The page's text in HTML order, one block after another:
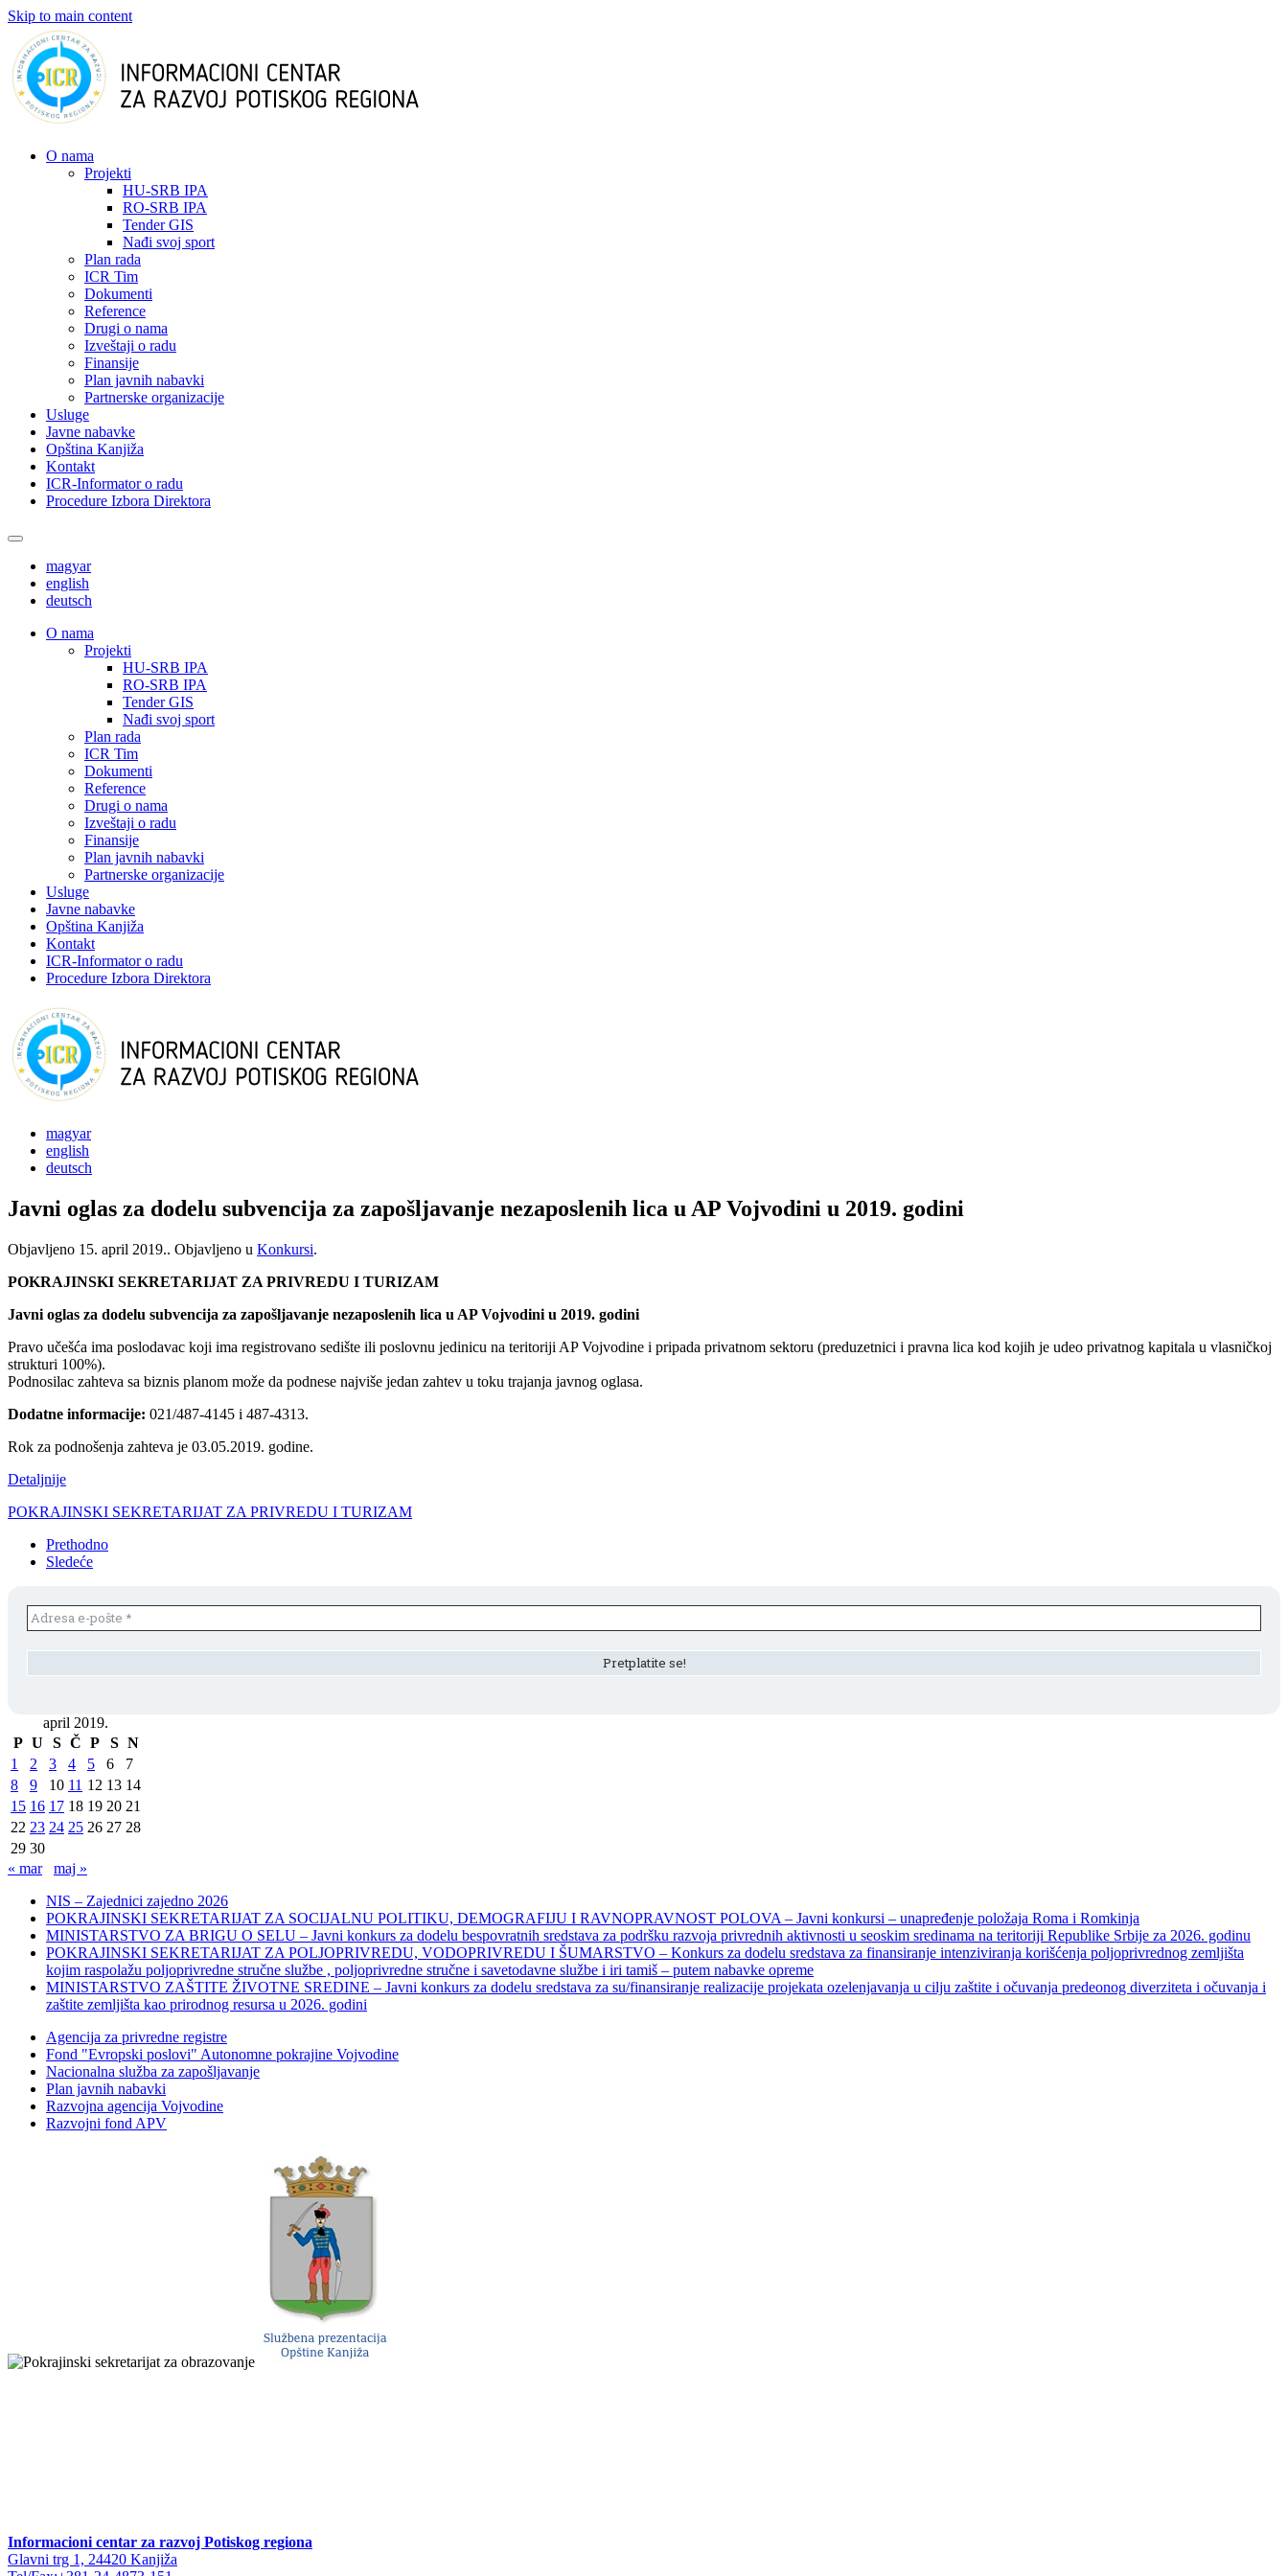
Skip to main content
О nama
Projekti
HU-SRB IPA
RO-SRB IPA
Tender GIS
Nađi svoj sport
Plan rada
ICR Tim
Dokumenti
Reference
Drugi o nama
Izveštaji o radu
Finansije
Plan javnih nabavki
Partnerske organizacije
Usluge
Javne nabavke
Opština Kanjiža
Kontakt
ICR-Informator o radu
Procedure Izbora Direktora
magyar
english
deutsch
О nama
Projekti
HU-SRB IPA
RO-SRB IPA
Tender GIS
Nađi svoj sport
Plan rada
ICR Tim
Dokumenti
Reference
Drugi o nama
Izveštaji o radu
Finansije
Plan javnih nabavki
Partnerske organizacije
Usluge
Javne nabavke
Opština Kanjiža
Kontakt
ICR-Informator o radu
Procedure Izbora Direktora
magyar
english
deutsch
Javni oglas za dodelu subvencija za zapošljavanje nezaposlenih lica u AP Vojvodini u 2019. godini
Objavljeno 15. april 2019.. Objavljeno u Konkursi.
POKRAJINSKI SEKRETARIJAT ZA PRIVREDU I TURIZAM
Javni oglas za dodelu subvencija za zapošljavanje nezaposlenih lica u AP Vojvodini u 2019. godini
Pravo učešća ima poslodavac koji ima registrovano sedište ili poslovnu jedinicu na teritoriji AP Vojvodine i pripada privatnom sektoru (preduzetnici i pravna lica kod kojih je udeo privatnog kapitala u vlasničkoj
strukturi 100%).
Podnosilac zahteva sa biznis planom može da podnese najviše jedan zahtev u toku trajanja javnog oglasa.
Dodatne informacije: 021/487-4145 i 487-4313.
Rok za podnošenja zahteva je 03.05.2019. godine.
Detaljnije
POKRAJINSKI SEKRETARIJAT ZA PRIVREDU I TURIZAM
Prethodno
Sledeće
april 2019.
P U S Č P S N
1
2 3 4 5 6
7
8
9 10 11 12 13 14
15 16 17 18 19 20 21
22 23 24 25 26 27 28
29 30
« mar
maj »
NIS – Zajednici zajedno 2026
POKRAJINSKI SEKRETARIJAT ZA SOCIJALNU POLITIKU, DEMOGRAFIJU I RAVNOPRAVNOST POLOVA – Javni konkursi – unapređenje položaja Roma i Romkinja
MINISTARSTVO ZA BRIGU O SELU – Javni konkurs za dodelu bespovratnih sredstava za podršku razvoja privrednih aktivnosti u seoskim sredinama na teritoriji Republike Srbije za 2026. godinu
POKRAJINSKI SEKRETARIJAT ZA POLJOPRIVREDU, VODOPRIVREDU I ŠUMARSTVO – Konkurs za dodelu sredstava za finansiranje intenziviranja korišćenja poljoprivrednog zemljišta
kojim raspolažu poljoprivredne stručne službe , poljoprivredne stručne i savetodavne službe i iri tamiš ‒ putem nabavke opreme
MINISTARSTVO ZAŠTITE ŽIVOTNE SREDINE – Javni konkurs za dodelu sredstava za su/finansiranje realizacije projekata ozelenjavanja u cilju zaštite i očuvanja predeonog diverziteta i očuvanja i
zaštite zemljišta kao prirodnog resursa u 2026. godini
Agencija za privredne registre
Fond "Evropski poslovi" Autonomne pokrajine Vojvodine
Nacionalna služba za zapošljavanje
Plan javnih nabavki
Razvojna agencija Vojvodine
Razvojni fond APV
Informacioni centar za razvoj Potiskog regiona
Glavni trg 1, 24420 Kanjiža